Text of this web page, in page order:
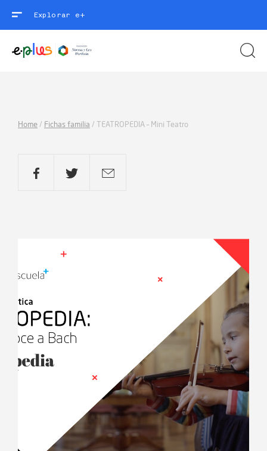
Explorar e+
Home / Fichas familia / TEATROPEDIA – Mini Teatro